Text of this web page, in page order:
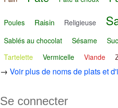
Poules Raisin Religieuse
Sablés au chocolat Sésame
Tartelette
Vermicelle Viande
→Voir plus de noms de plats et
Se connecter